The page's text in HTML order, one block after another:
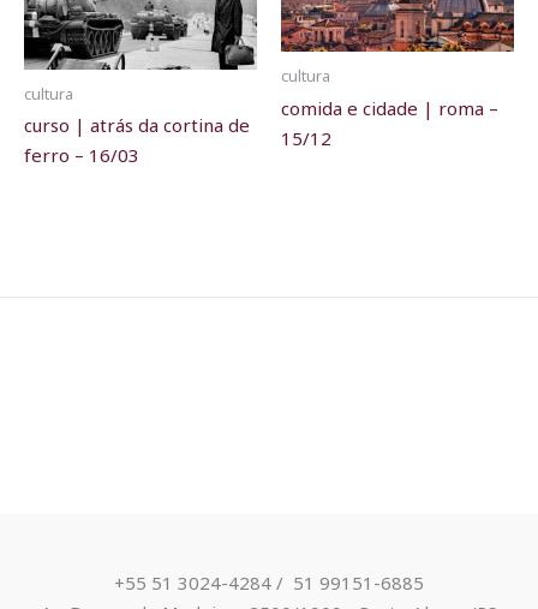
cultura
curso | atrás da cortina de
ferro – 16/03
cultura
comida e cidade | roma –
15/12
+55 51 3024-4284 / ​ 51 99151-6885